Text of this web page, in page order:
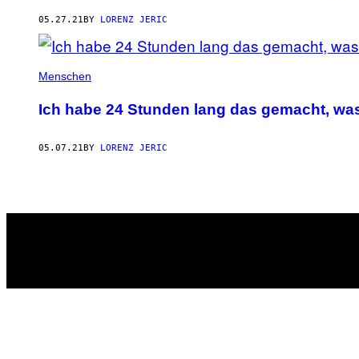
05.27.21 BY LORENZ JERIC
Menschen
Ich habe 24 Stunden lang das gemacht,
05.07.21 BY LORENZ JERIC